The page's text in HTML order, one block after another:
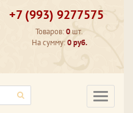
+7 (993) 9277575
Товаров:0 шт.
На сумму:0 руб.